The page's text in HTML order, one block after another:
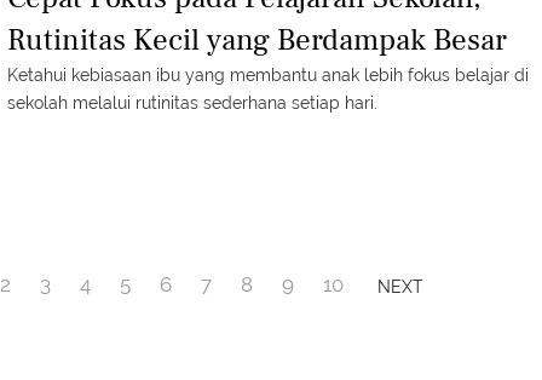
Rutinitas Kecil yang Berdampak Besar
Ketahui kebiasaan ibu yang membantu anak lebih fokus belajar di
sekolah melalui rutinitas sederhana setiap hari.
2 3 4 5 6 7 8 9 10 NEXT